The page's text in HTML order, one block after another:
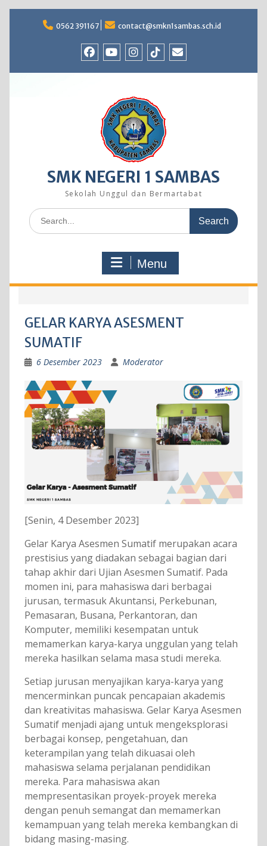
0562 391167 contact@smkn1sambas.sch.id
SMK NEGERI 1 SAMBAS
Sekolah Unggul dan Bermartabat
Search
for:
Menu
GELAR KARYA ASESMENT
SUMATIF
6 Desember 2023 Moderator
[Senin, 4 Desember 2023]
Gelar Karya Asesmen Sumatif merupakan acara
prestisius yang diadakan sebagai bagian dari
tahap akhir dari Ujian Asesmen Sumatif. Pada
momen ini, para mahasiswa dari berbagai
jurusan, termasuk Akuntansi, Perkebunan,
Pemasaran, Busana, Perkantoran, dan
Komputer, memiliki kesempatan untuk
memamerkan karya-karya unggulan yang telah
mereka hasilkan selama masa studi mereka.
Setiap jurusan menyajikan karya-karya yang
mencerminkan puncak pencapaian akademis
dan kreativitas mahasiswa. Gelar Karya Asesmen
Sumatif menjadi ajang untuk mengeksplorasi
berbagai konsep, pengetahuan, dan
keterampilan yang telah dikuasai oleh
mahasiswa selama perjalanan pendidikan
mereka. Para mahasiswa akan
mempresentasikan proyek-proyek mereka
dengan penuh semangat dan memamerkan
kemampuan yang telah mereka kembangkan di
bidang masing-masing.